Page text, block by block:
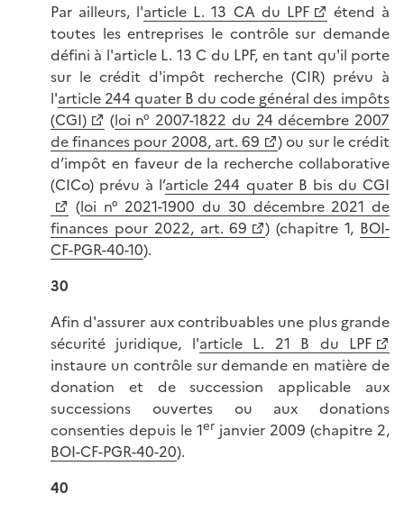
Par ailleurs, l'article L. 13 CA du LPF
étend à
toutes les entreprises le contrôle sur demande
défini à l'article L. 13 C du LPF, en tant qu'il porte
sur le crédit d'impôt recherche (CIR) prévu à
l'article 244 quater B du code général des impôts
(CGI)
(loi n° 2007-1822 du 24 décembre 2007
de finances pour 2008, art. 69
) ou sur le crédit
d’impôt en faveur de la recherche collaborative
(CICo) prévu à l’article 244 quater B bis du CGI
(loi n° 2021-1900 du 30 décembre 2021 de
finances pour 2022, art. 69
) (chapitre 1, BOI-
CF-PGR-40-10).
30
Afin d'assurer aux contribuables une plus grande
sécurité juridique, l'article L. 21 B du LPF
instaure un contrôle sur demande en matière de
donation et de succession applicable aux
successions ouvertes ou aux donations
consenties depuis le 1er janvier 2009 (chapitre 2,
BOI-CF-PGR-40-20).
40